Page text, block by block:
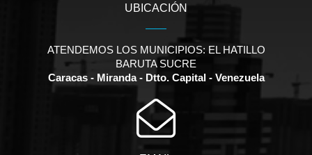
UBICACIÓN
ATENDEMOS LOS MUNICIPIOS: EL HATILLO
BARUTA SUCRE
Caracas - Miranda - Dtto. Capital - Venezuela